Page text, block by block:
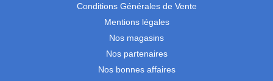
Conditions Générales de Vente
Mentions légales
Nos magasins
Nos partenaires
Nos bonnes affaires